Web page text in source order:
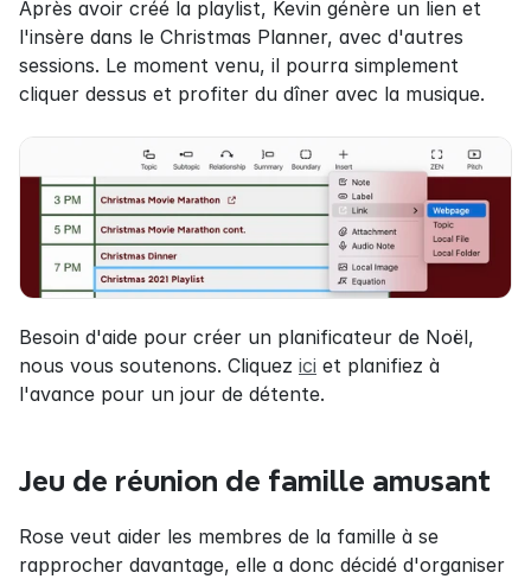
Après avoir créé la playlist, Kevin génère un lien et
l'insère dans le Christmas Planner, avec d'autres
sessions. Le moment venu, il pourra simplement
cliquer dessus et profiter du dîner avec la musique.
Besoin d'aide pour créer un planificateur de Noël,
nous vous soutenons. Cliquez ici et planifiez à
l'avance pour un jour de détente.
Jeu de réunion de famille amusant
Rose veut aider les membres de la famille à se
rapprocher davantage, elle a donc décidé d'organiser